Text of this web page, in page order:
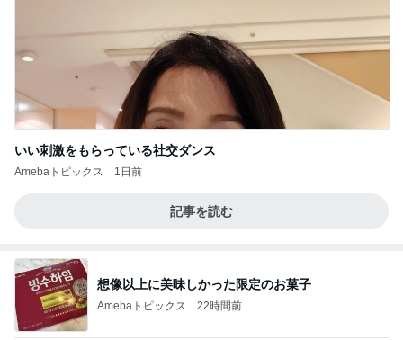
いい刺激をもらっている社交ダンス
Amebaトピックス 1日前
記事を読む
想像以上に美味しかった限定のお菓子
Amebaトピックス 22時間前